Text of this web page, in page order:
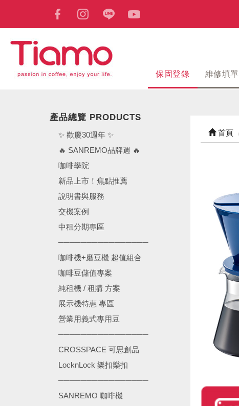
保固登錄 維修填單
產品總覽 PRODUCTS
✨ 歡慶30週年 ✨
🔥 SANREMO品牌週 🔥
咖啡學院
新品上市！焦點推薦
說明書與服務
交機案例
中租分期專區
────────────────
咖啡機+磨豆機 超值組合
咖啡豆儲值專案
純租機 / 租購 方案
展示機特惠 專區
營業用義式專用豆
────────────────
CROSSPACE 可思創品
LocknLock 樂扣樂扣
────────────────
SANREMO 咖啡機
首頁